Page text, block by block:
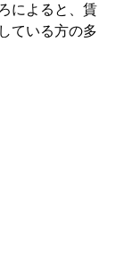
によると、賃
ている方の多